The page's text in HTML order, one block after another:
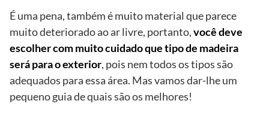
É uma pena, também é muito material que parece
muito deteriorado ao ar livre, portanto,você deve
escolher com muito cuidado que tipo de madeira
será para o exterior, pois nem todos os tipos são
adequados para essa área. Mas vamos dar-lhe um
pequeno guia de quais são os melhores!